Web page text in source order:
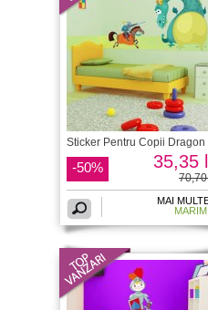
Sticker Pentru Copii Dragon
-50% 35,35
MAI